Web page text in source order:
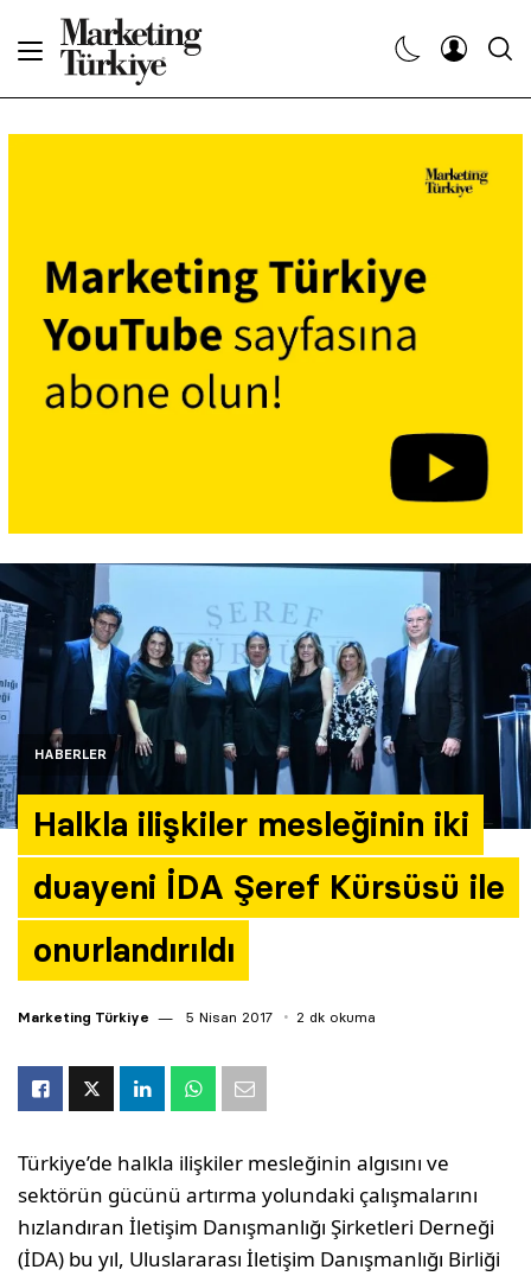
HABERLER
Halkla ilişkiler mesleğinin iki
duayeni İDA Şeref Kürsüsü ile
onurlandırıldı
Marketing Türkiye 5 Nisan 2017 2 dk okuma
Türkiye’de halkla ilişkiler mesleğinin algısını ve
sektörün gücünü artırma yolundaki çalışmalarını
hızlandıran İletişim Danışmanlığı Şirketleri Derneği
(İDA) bu yıl, Uluslararası İletişim Danışmanlığı Birliği
Dergiler
Etkinlikler
Araştırma